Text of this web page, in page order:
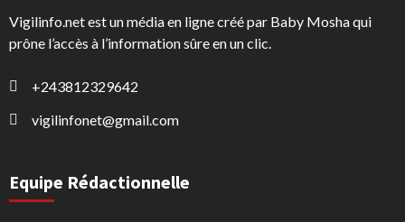
Vigilinfo.net est un média en ligne créé par Baby Mosha qui
prône l’accès à l’information sûre en un clic.
+243812329642
vigilinfonet@gmail.com
Equipe Rédactionnelle